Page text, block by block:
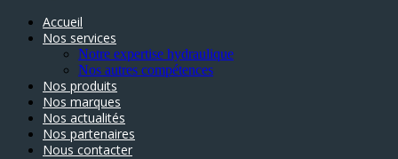
Accueil
Nos services
Notre expertise hydraulique
Nos autres compétences
Nos produits
Nos marques
Nos actualités
Nos partenaires
Nous contacter